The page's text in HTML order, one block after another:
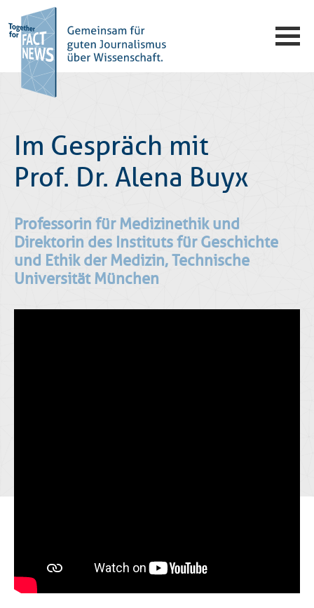
Im Gespräch mit
Prof. Dr. Alena Buyx
Professorin für Medizinethik und
Direktorin des Instituts für Geschichte
und Ethik der Medizin, Technische
Universität München